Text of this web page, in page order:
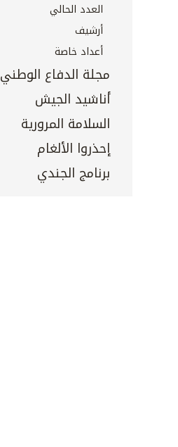
العدد الحالي
أرشيف
أعداد خاصة
مجلة الدفاع الوطني
أناشيد الجيش
السلامة المرورية
إحذروا الألغام
برنامج الجندي